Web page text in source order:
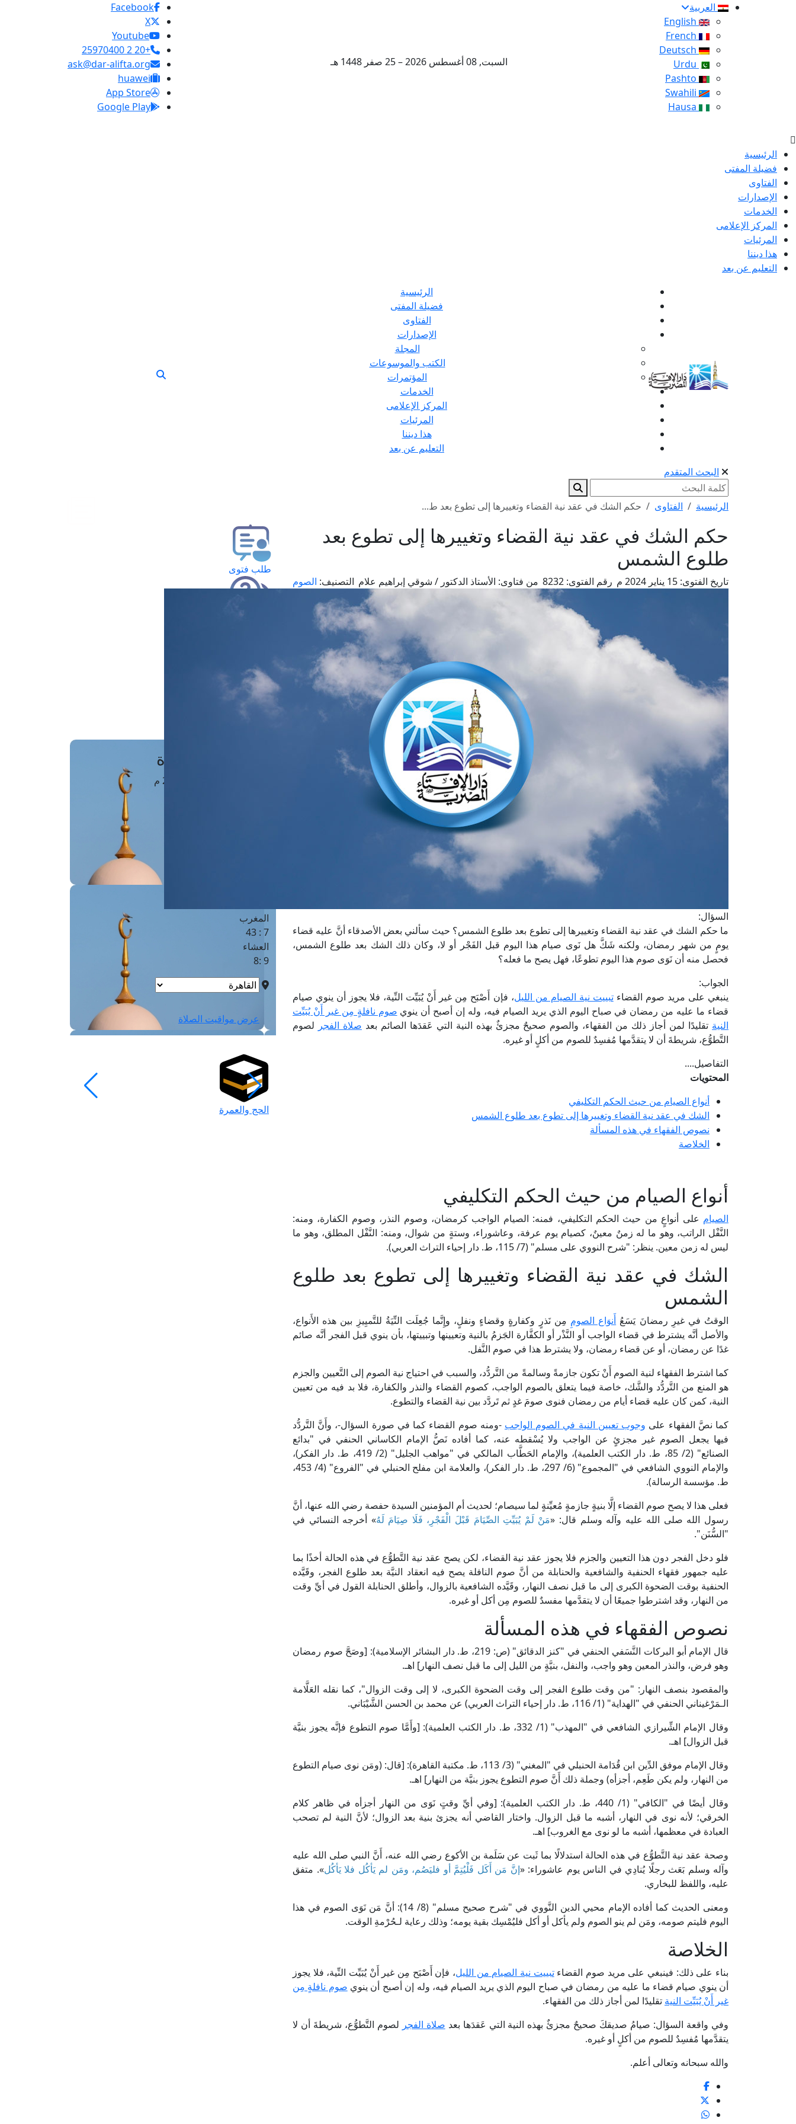
العربية
السبت, 08 أغسطس 2026 – 25 صفر 1448 هـ
Facebook
X
Youtube
+20 2 25970400
ask@dar-alifta.org
huawei
App Store
Google Play
الرئيسية
فضيلة المفتى
الفتاوى
الإصدارات
الخدمات
المركز الإعلامى
المرئيات
هذا ديننا
التعليم عن بعد
الرئيسية
فضيلة المفتى
الفتاوى
الإصدارات
المجلة
الكتب والموسوعات
المؤتمرات
الخدمات
المركز الإعلامى
المرئيات
هذا ديننا
التعليم عن بعد
البحث المتقدم
الرئيسية الفتاوى حكم الشك في عقد نية القضاء وتغييرها إلى تطوع بعد ط...
حكم الشك في عقد نية القضاء وتغييرها إلى تطوع بعد
طلوع الشمس
تاريخ الفتوى: رقم الفتوى: من فتاوى: الأستاذ الدكتور / شوقي إبراهيم علام التصنيف: الصوم
السؤال:
ما حكم الشك في عقد نية القضاء وتغييرها إلى تطوع بعد طلوع الشمس؟ حيث سألني بعض الأصدقاء أنَّ عليه قضاء
يومٍ من شهر رمضان، ولكنه شَكَّ هل نَوى صيام هذا اليوم قبل الفَجْر أو لا، وكان ذلك الشك بعد طلوع الشمس،
فحصل منه أن نَوَى صوم هذا اليوم تطوعًا، فهل يصح ما فعله؟
الجواب:
ينبغي على مريد صوم القضاءتبييت نية الصيام من الليل، فإن أَصْبَح مِن غير أَنْ يُبَيِّت النِّية، فلا يجوز أن ينوي صيام
قضاء ما عليه من رمضان في صباح اليوم الذي يريد الصيام فيه، وله إن أصبح أن ينوي صوم نافلةٍ مِن غير أَنْ يُبَيِّت
النية تقليدًا لمن أجاز ذلك من الفقهاء، والصوم صحيحٌ مجزئٌ بهذه النية التي عَقدَها الصائم بعد صلاة الفجر لصوم
التَّطوُّع، شريطةَ أن لا يتقدَّمها مُفسِدٌ للصوم من أكلٍ أو غيره.
التفاصيل....
المحتويات
أنواع الصيام من حيث الحكم التكليفي
الشك في عقد نية القضاء وتغييرها إلى تطوع بعد طلوع الشمس
نصوص الفقهاء في هذه المسألة
الخلاصة
أنواع الصيام من حيث الحكم التكليفي
الصيام على أنواعٍ من حيث الحكم التكليفي، فمنه: الصيام الواجب كرمضان، وصوم النذر، وصوم الكفارة، ومنه:
النَّفْل الراتب، وهو ما له زمنٌ معينٌ، كصيام يوم عرفة، وعاشوراء، وستةٍ من شوال، ومنه: النَّفْل المطلق، وهو ما
ليس له زمن معين. ينظر: "شرح النووي على مسلم" (7/ 115، ط. دار إحياء التراث العربي).
الشك في عقد نية القضاء وتغييرها إلى تطوع بعد طلوع
الشمس
الوقتُ في غيرِ رمضانَ يَسَعُ أَنوَاع الصومِ مِن نَذرٍ وكفارةٍ وقضاءٍ ونفلٍ، وإِنَّما جُعِلَت النِّيَةُ للتَّميِيزِ بين هذه الأَنواع،
والأصل أنَّه يشترط في قضاء الواجب أو النَّذْر أو الكفَّارة الجَزمُ بالنية وتعيينها وتبييتها، بأن ينوي قبل الفجر أنَّه صائم
غدًا عن رمضان، أو عن قضاء رمضان، ولا يشترط هذا في صوم النَّفل.
كما اشترط الفقهاء لنية الصوم أَنْ تكون جازمةً وسالمةً من التَّردُّد، والسبب في احتياج نية الصوم إلى التَّعيين والجزم
هو المنع من التَّردُّد والشَّك، خاصة فيما يتعلق بالصوم الواجب، كصوم القضاء والنذر والكفارة، فلا بد فيه من تعيين
النية، كمن كان عليه قضاء أيام من رمضان فنوى صومَ غدٍ ثم تَردَّد بين نية القضاء والتطوع.
كما نصَّ الفقهاء على وجوب تعيين النية في الصوم الواجب -ومنه صوم القضاء كما في صورة السؤال-، وأَنَّ التَّردُّد
فيها يجعل الصوم غير مجزئٍ عن الواجب ولا يُسْقطه عنه، كما أفاده نَصُّ الإمام الكاساني الحنفي في "بدائع
الصنائع" (2/ 85، ط. دار الكتب العلمية)، والإمام الحَطَّاب المالكي في "مواهب الجليل" (2/ 419، ط. دار الفكر)،
والإمام النووي الشافعي في "المجموع" (6/ 297، ط. دار الفكر)، والعلامة ابن مفلح الحنبلي في "الفروع" (4/ 453،
ط. مؤسسة الرسالة).
فعلى هذا لا يصح صوم القضاء إلَّا بنيةٍ جازمةٍ مُعيِّنةٍ لما سيصام؛ لحديث أم المؤمنين السيدة حفصة رضي الله عنها، أنَّ
رسول الله صلى الله عليه وآله وسلم قال: «مَنْ لَمْ يُبَيِّتِ الصِّيَامَ قَبْلَ الْفَجْرِ، فَلَا صِيَامَ لَهُ» أخرجه النسائي في
"السُّنَن".
فلو دخل الفجر دون هذا التعيين والجزم فلا يجوز عقد نية القضاء، لكن يصح عقد نية التَّطوُّع في هذه الحالة أخذًا بما
عليه جمهور فقهاء الحنفية والشافعية والحنابلة من أنَّ صوم النافلة يصح فيه انعقاد النيَّة بعد طلوع الفجر، وقَيَّده
الحنفية بوقت الضحوة الكبرى إلى ما قبل نصف النهار، وقَيَّده الشافعية بالزوال، وأطلق الحنابلة القول في أيِّ وقت
من النهار، وقد اشترطوا جميعًا أن لا يتقدَّمها مفسدٌ للصوم مِن أكل أو غيره.
نصوص الفقهاء في هذه المسألة
قال الإمام أبو البركات النَّسَفي الحنفي في "كنز الدقائق" (ص: 219، ط. دار البشائر الإسلامية): [وصَحَّ صوم رمضان
وهو فرض، والنذر المعين وهو واجب، والنفل، بنيَّةٍ من الليل إلى ما قبل نصف النهار] اهـ.
والمقصود بنصف النهار: "من وقت طلوع الفجر إلى وقت الضحوة الكبرى، لا إلى وقت الزوال"، كما نقله العَلَّامة
الـمَرْغيناني الحنفي في "الهداية" (1/ 116، ط. دار إحياء التراث العربي) عن محمد بن الحسن الشَّيْبَاني.
وقال الإمام الشِّيرازي الشافعي في "المهذب" (1/ 332، ط. دار الكتب العلمية): [وأَمَّا صوم التطوع فإنَّه يجوز بنيَّة
قبل الزوال] اهـ.
وقال الإمام موفق الدِّين ابن قُدَامة الحنبلي في "المغني" (3/ 113، ط. مكتبة القاهرة): [قال: (ومَن نوى صيام التطوع
من النهار، ولم يكن طَعِم، أجزأه) وجملة ذلك أَنَّ صوم التطوع يجوز بنيَّة من النهار] اهـ.
وقال أيضًا في "الكافي" (1/ 440، ط. دار الكتب العلمية): [وفي أيِّ وقتٍ نَوَى من النهار أجزأه في ظاهر كلام
الخرقي؛ لأنه نوى في النهار، أشبه ما قبل الزوال. واختار القاضي أنه يجزئ بنية بعد الزوال؛ لأنَّ النية لم تصحب
العبادة في معظمها، أشبه ما لو نوى مع الغروب] اهـ.
وصحة عقد نية التَّطوُّع في هذه الحالة استدلالًا بما ثَبت عن سَلَمة بن الأكوع رضي الله عنه، أَنَّ النبي صلى الله عليه
وآله وسلم بَعَث رجلًا يُنادِي في الناس يوم عاشوراء: «إنَّ مَن أَكَل فَلْيُتِمَّ أو فليَصُم، ومَن لم يَأكُل فلا يَأكُل». متفق
عليه، واللفظ للبخاري.
ومعنى الحديث كما أفاده الإمام محيي الدين النَّووي في "شرح صحيح مسلم" (8/ 14): أنَّ مَن نَوَى الصوم في هذا
اليوم فليتم صومه، ومَن لم ينو الصوم ولم يأكل أو أكل فليُمْسِك بقية يومه؛ وذلك رعاية لـحُرْمةِ الوقت.
الخلاصة
بناء على ذلك: فينبغي على مريد صوم القضاءتبييت نية الصيام من الليل، فإن أَصْبَح مِن غير أَنْ يُبَيِّت النِّية، فلا يجوز
أن ينوي صيام قضاء ما عليه من رمضان في صباح اليوم الذي يريد الصيام فيه، وله إن أصبح أن ينوي صوم نافلةٍ مِن
غير أَنْ يُبَيِّت النية تقليدًا لمن أجاز ذلك من الفقهاء.
وفي واقعة السؤال: صيامُ صديقكَ صحيحٌ مجزئٌ بهذه النية التي عَقدَها بعد صلاة الفجر لصوم التَّطوُّع، شريطةَ أن لا
يتقدَّمها مُفسِدٌ للصوم من أكلٍ أو غيره.
والله سبحانه وتعالى أعلم.
طلب فتوى
حجز موعد
مَواقِيتُ الصَّـــلاة
المغرب
7 : 43
العشاء
9 :8
عرض مواقيت الصلاة
الحج والعمرة